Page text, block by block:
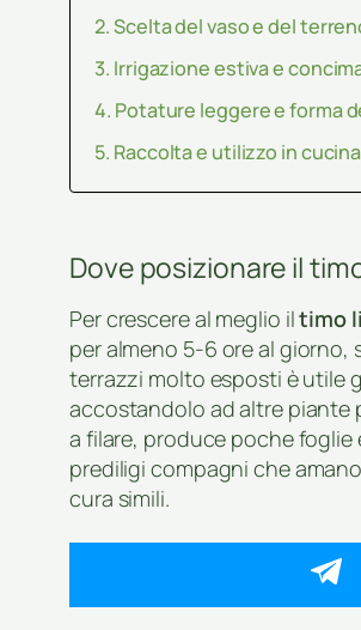
Scelta del vaso e del
Irrigazione estiva e
Potature leggere e forma
Raccolta e utilizzo in cucina
Dove posizionare il
Per crescere al meglio iltimo
per almeno 5-6 ore al giorno,
terrazzi molto esposti è utile
accostandolo ad altre piante
a filare, produce poche
prediligi compagni che
cura simili.